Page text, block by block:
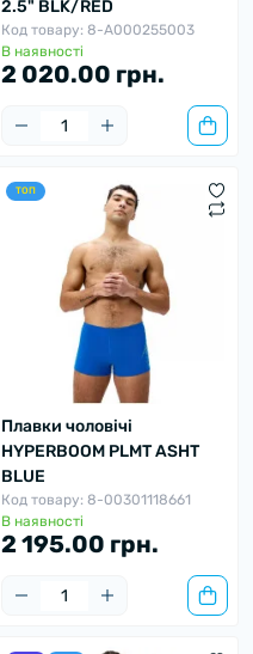
2.5" BLK/RED
Код товару: 8-A000255003
В наявності
2 020.00 грн.
ТОП
Плавки чоловічі
HYPERBOOM PLMT ASHT
BLUE
Код товару: 8-00301118661
В наявності
2 195.00 грн.